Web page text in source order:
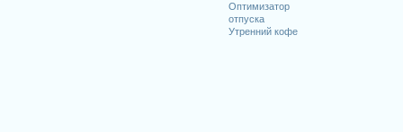
Оптимизатор
отпуска
Утренний кофе